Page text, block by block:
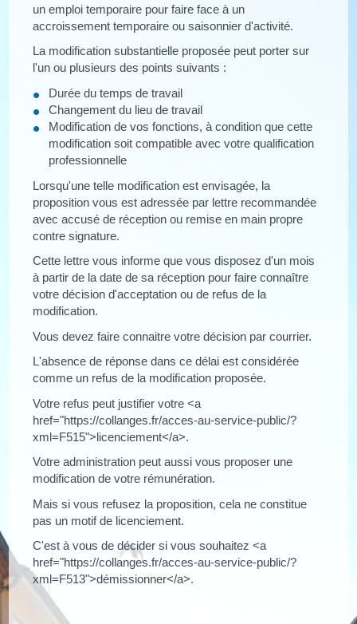
un emploi temporaire pour faire face à un
accroissement temporaire ou saisonnier d'activité.
La modification substantielle proposée peut porter sur
l'un ou plusieurs des points suivants :
Durée du temps de travail
Changement du lieu de travail
Modification de vos fonctions, à condition que cette
modification soit compatible avec votre qualification
professionnelle
Lorsqu'une telle modification est envisagée, la
proposition vous est adressée par lettre recommandée
avec accusé de réception ou remise en main propre
contre signature.
Cette lettre vous informe que vous disposez d'un mois
à partir de la date de sa réception pour faire connaître
votre décision d'acceptation ou de refus de la
modification.
Vous devez faire connaitre votre décision par courrier.
L'absence de réponse dans ce délai est considérée
comme un refus de la modification proposée.
Votre refus peut justifier votre <a
href="https://collanges.fr/acces-au-service-public/?
xml=F515">licenciement</a>.
Votre administration peut aussi vous proposer une
modification de votre rémunération.
Mais si vous refusez la proposition, cela ne constitue
pas un motif de licenciement.
C'est à vous de décider si vous souhaitez <a
href="https://collanges.fr/acces-au-service-public/?
xml=F513">démissionner</a>.